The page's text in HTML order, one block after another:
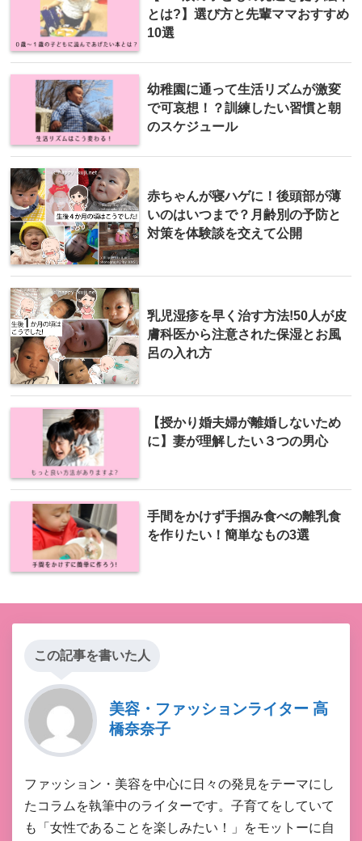
とは?】選び方と先輩ママおすすめ
10選
幼稚園に通って生活リズムが激変
で可哀想！？訓練したい習慣と朝
のスケジュール
赤ちゃんが寝ハゲに！後頭部が薄
いのはいつまで？月齢別の予防と
対策を体験談を交えて公開
乳児湿疹を早く治す方法!50人が皮
膚科医から注意された保湿とお風
呂の入れ方
【授かり婚夫婦が離婚しないため
に】妻が理解したい３つの男心
手間をかけず手掴み食べの離乳食
を作りたい！簡単なもの3選
この記事を書いた人
美容・ファッションライター 高
橋奈奈子
ファッション・美容を中心に日々の発見をテーマにし
たコラムを執筆中のライターです。子育てをしていて
も「女性であることを楽しみたい！」をモットーに自